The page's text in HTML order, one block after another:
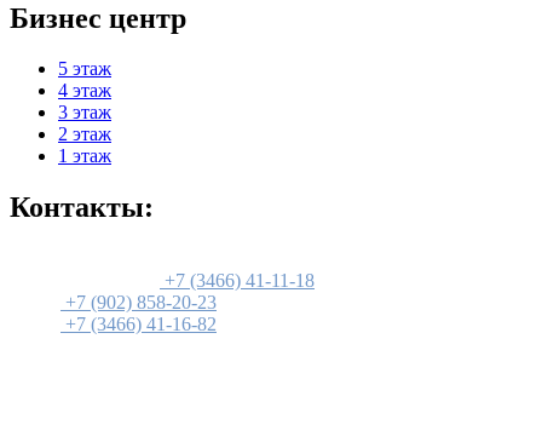
Бизнес центр
5 этаж
4 этаж
3 этаж
2 этаж
1 этаж
Контакты:
+7 (3466) 41-11-18
+7 (902) 858-20-23
+7 (3466) 41-16-82